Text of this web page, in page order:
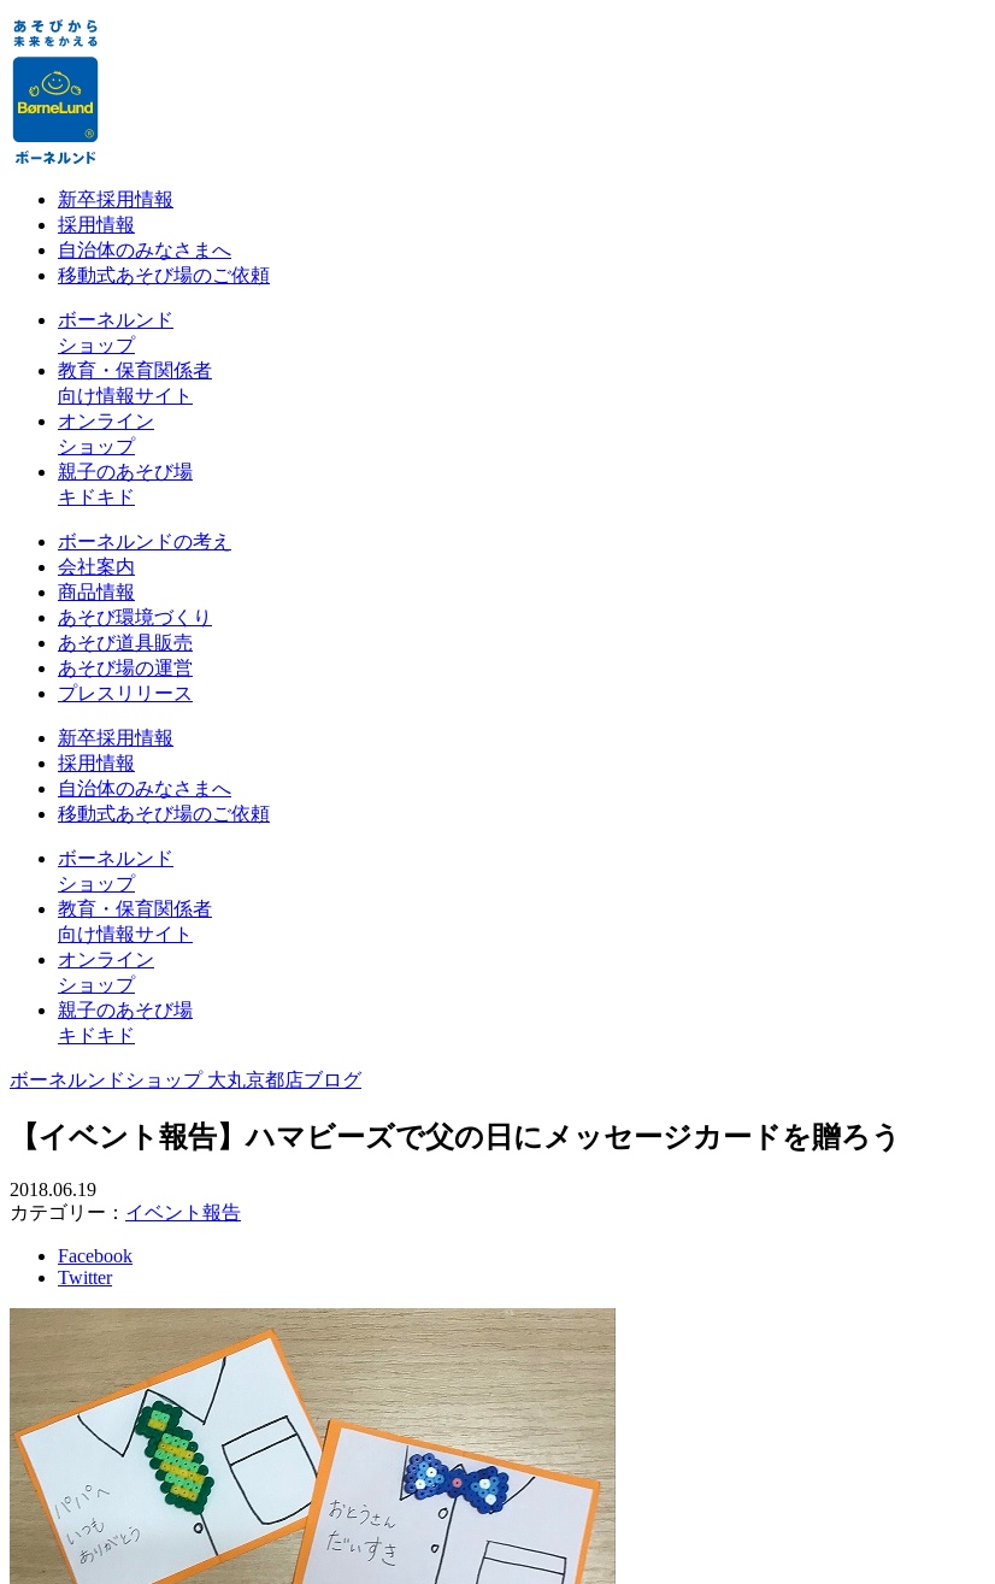
新卒採用情報
採用情報
自治体のみなさまへ
移動式あそび場のご依頼
ボーネルンド
ショップ
教育・保育関係者
向け情報サイト
オンライン
ショップ
親子のあそび場
キドキド
ボーネルンドの考え
会社案内
商品情報
あそび環境づくり
あそび道具販売
あそび場の運営
プレスリリース
新卒採用情報
採用情報
自治体のみなさまへ
移動式あそび場のご依頼
ボーネルンド
ショップ
教育・保育関係者
向け情報サイト
オンライン
ショップ
親子のあそび場
キドキド
ボーネルンドショップ 大丸京都店ブログ
【イベント報告】ハマビーズで父の日にメッセージカードを贈ろう
2018.06.19
カテゴリー： イベント報告
Facebook
Twitter